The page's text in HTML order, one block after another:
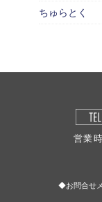
ちゅらとく
営業
◆お問合せ